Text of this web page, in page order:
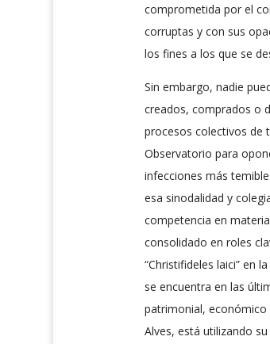
comprometida por el
corruptas y con sus
los fines a los que se
Sin embargo, nadie
creados, comprados o
procesos colectivos de
Observatorio para
infecciones más
esa sinodalidad y
competencia en
consolidado en roles
“Christifideles laici” en
se encuentra en las
patrimonial, económico
Alves, está utilizando